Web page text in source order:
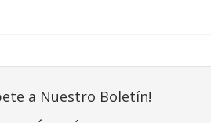
a Nuestro Boletín!